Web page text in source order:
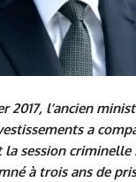
2017, l’ancien
a
session criminelle
à trois ans de